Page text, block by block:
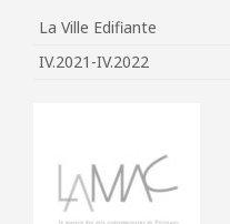
La Ville Edifiante
IV.2021-IV.2022